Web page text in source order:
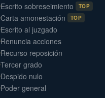
Escrito sobreseimiento TOP
Carta amonestación TOP
Escrito al juzgado
Renuncia acciones
Recurso reposición
Tercer grado
Despido nulo
Poder general